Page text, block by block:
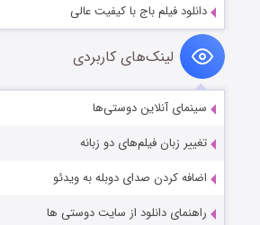
دانلود فیلم باج با کیفیت عالی
لینک‌های کاربردی
سینمای آنلاین دوستی‌ها
تغییر زبان فیلم‌های دو زبانه
اضافه کردن صدای دوبله به ویدئو
راهنمای دانلود از سایت دوستی ها